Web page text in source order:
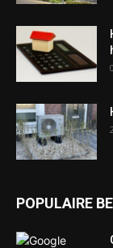
POPULAIRE